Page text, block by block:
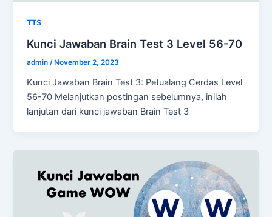
TTS
Kunci Jawaban Brain Test 3 Level 56-70
admin/ November 2, 2023
Kunci Jawaban Brain Test 3: Petualang Cerdas Level
56-70 Melanjutkan postingan sebelumnya, inilah
lanjutan dari kunci jawaban Brain Test 3